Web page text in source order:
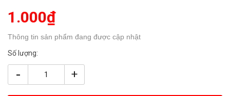
1.000₫
Thông tin sản phẩm đang được cập nhật
Số lượng:
- +